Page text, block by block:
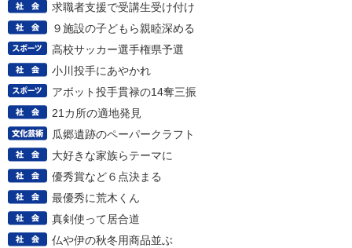
求職者支援で受講生受け付け
９施設の子どもら親睦深める
高校サッカー選手権県予選
小川投手にあやかれ
アボット投手貫禄の14奪三振
21カ所の適地発見
瓜郷遺跡のペーパークラフト
大好きな家族らテーマに
優秀賞など６点決まる
最優秀に荒木くん
真剣使って居合道
仏や伊の秋冬用商品並ぶ